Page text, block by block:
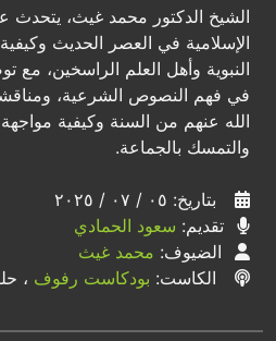
الشيخ الدكتور محمد غيث، يتحدث
الإسلامية في العصر الحديث
النبوية وأهل العلم الراسخين، مع
في فهم النصوص الشرعية،
الله عنهم من السنة وكيفية مواجهة
والتمسك بالجماعة.
بتاريخ: ٠٥ / ٠٧ / ٢٠٢٥
تقديم: سعود الحمادي
الضيوف: محمد غيث
الكاست: بودكاست رفوف ،